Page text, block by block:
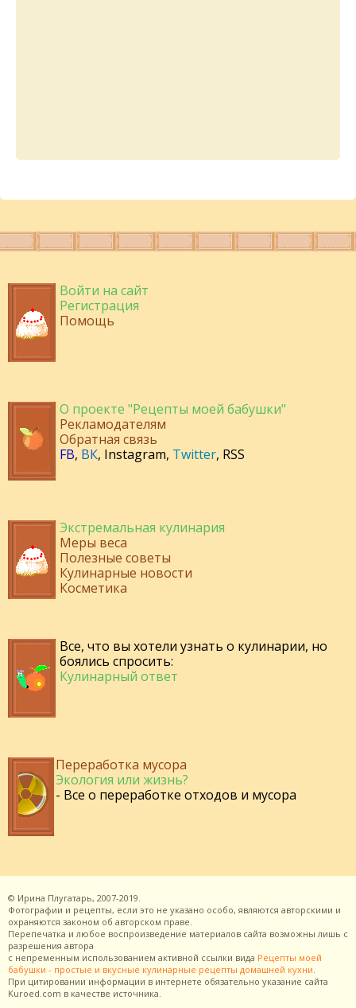
Войти на сайт
Регистрация
Помощь
О проекте "Рецепты моей бабушки"
Рекламодателям
Обратная связь
FB, ВК, Instagram, Twitter, RSS
Экстремальная кулинария
Меры веса
Полезные советы
Кулинарные новости
Косметика
Все, что вы хотели узнать о кулинарии, но
боялись спросить:
Кулинарный ответ
Переработка мусора
Экология или жизнь?
- Все о переработке отходов и мусора
© Ирина Плугатарь, 2007-2019.
Фотографии и рецепты, если это не указано особо, являются авторскими и
охраняются законом об авторском праве.
Перепечатка и любое воспроизведение материалов сайта возможны лишь с
разрешения автора
с непременным использованием активной ссылки вида Рецепты моей
бабушки - простые и вкусные кулинарные рецепты домашней кухни.
При цитировании информации в интернете обязательно указание сайта
Kuroed.com в качестве источника.